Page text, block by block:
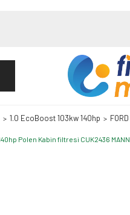
1.0 EcoBoost 103kw 140hp